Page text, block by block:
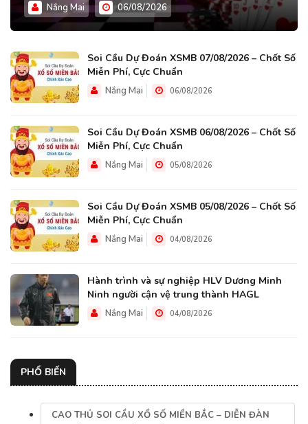
Nắng Mai 06/08/2026
Soi Cầu Dự Đoán XSMB 07/08/2026 – Chốt Số
Miễn Phí, Cực Chuẩn
Nắng Mai 06/08/2026
Soi Cầu Dự Đoán XSMB 06/08/2026 – Chốt Số
Miễn Phí, Cực Chuẩn
Nắng Mai 05/08/2026
Soi Cầu Dự Đoán XSMB 05/08/2026 – Chốt Số
Miễn Phí, Cực Chuẩn
Nắng Mai 04/08/2026
Hành trình và sự nghiệp HLV Dương Minh
Ninh người cận vệ trung thành HAGL
Nắng Mai 04/08/2026
PHỔ BIẾN
CAO THỦ SOI CẦU XỔ SỐ MIỀN BẮC – DIỄN ĐÀN